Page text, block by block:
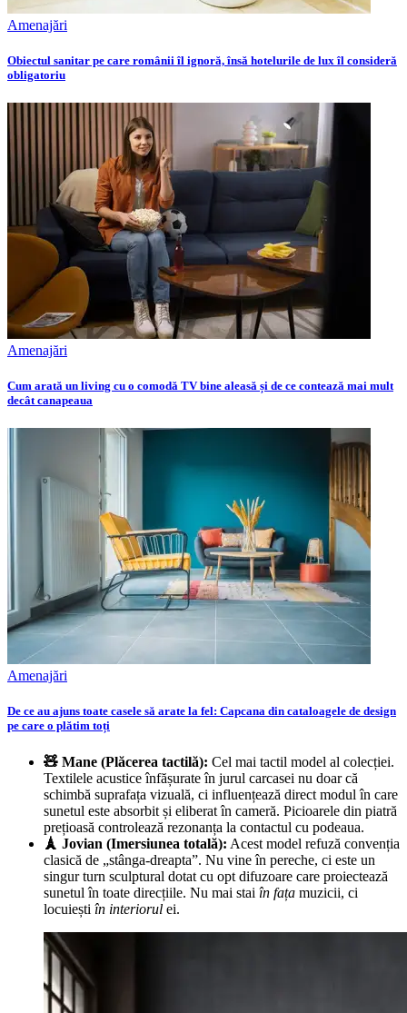
Amenajări
Obiectul sanitar pe care românii îl ignoră, însă hotelurile de lux îl consideră
obligatoriu
Amenajări
Cum arată un living cu o comodă TV bine aleasă și de ce contează mai mult
decât canapeaua
Amenajări
De ce au ajuns toate casele să arate la fel: Capcana din cataloagele de design
pe care o plătim toți
🧸 Mane (Plăcerea tactilă): Cel mai tactil model al colecției.
Textilele acustice înfășurate în jurul carcasei nu doar că
schimbă suprafața vizuală, ci influențează direct modul în care
sunetul este absorbit și eliberat în cameră. Picioarele din piatră
prețioasă controlează rezonanța la contactul cu podeaua.
🗼 Jovian (Imersiunea totală): Acest model refuză convenția
clasică de „stânga-dreapta”. Nu vine în pereche, ci este un
singur turn sculptural dotat cu opt difuzoare care proiectează
sunetul în toate direcțiile. Nu mai stai în fața muzicii, ci
locuiești în interiorul ei.